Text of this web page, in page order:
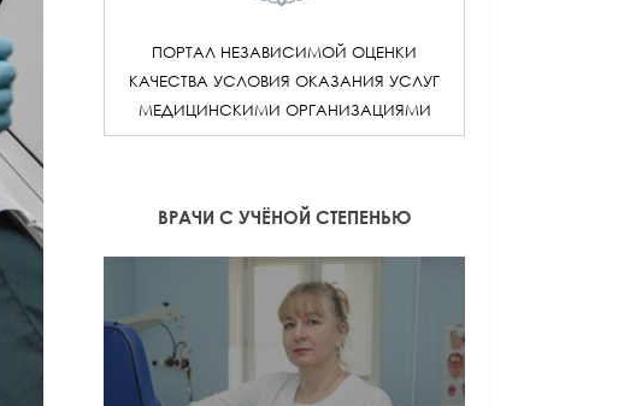
ПОРТАЛ НЕЗАВИСИМОЙ ОЦЕНКИ
КАЧЕСТВА УСЛОВИЯ ОКАЗАНИЯ УСЛУГ
МЕДИЦИНСКИМИ ОРГАНИЗАЦИЯМИ
ВРАЧИ С УЧЁНОЙ СТЕПЕНЬЮ